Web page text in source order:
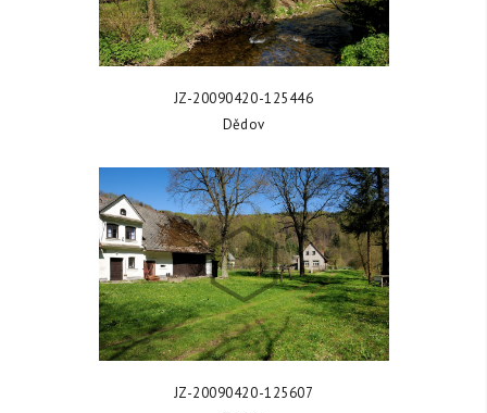
ZOBRAZIT FOTKU
JZ-20090420-125446
Dědov
ZOBRAZIT FOTKU
JZ-20090420-125607